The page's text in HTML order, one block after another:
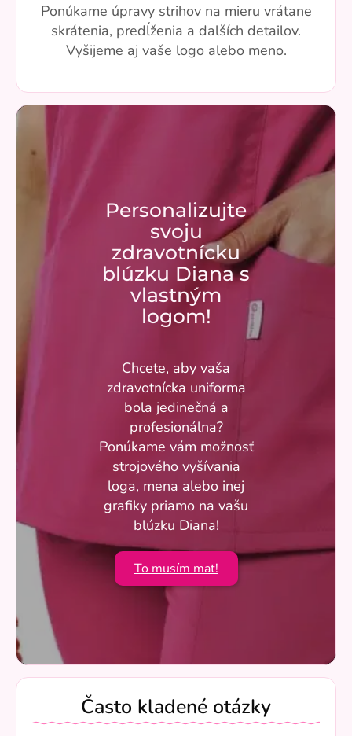
Ponúkame úpravy strihov na mieru vrátane
skrátenia, predĺženia a ďalších detailov.
Vyšijeme aj vaše logo alebo meno.
Personalizujte
svoju
zdravotnícku
blúzku Diana s
vlastným
logom!
Chcete, aby vaša
zdravotnícka uniforma
bola jedinečná a
profesionálna?
Ponúkame vám možnosť
strojového vyšívania
loga, mena alebo inej
grafiky priamo na vašu
blúzku Diana!
To musím mať!
Často kladené otázky